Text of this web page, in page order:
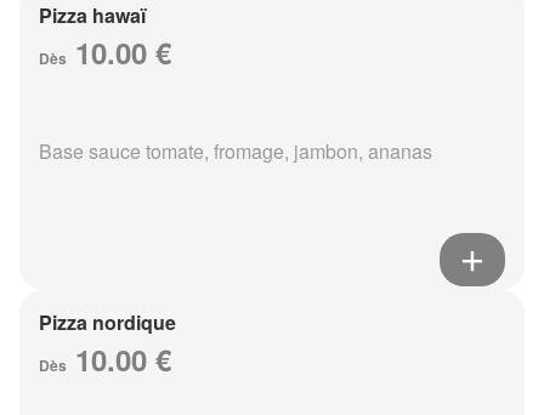
Pizza hawaï
Dès 10.00 €
Base sauce tomate, fromage, jambon, ananas
Pizza nordique
Dès 10.00 €